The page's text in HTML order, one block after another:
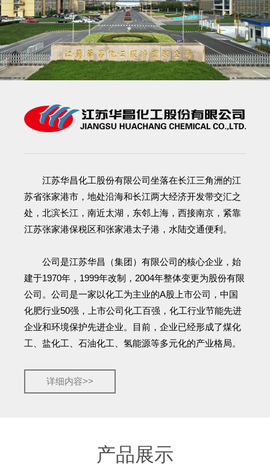
江苏华昌化工股份有限公司坐落在长江三角洲的江
苏省张家港市，地处沿海和长江两大经济开发带交汇之
处，北滨长江，南近太湖，东邻上海，西接南京，紧靠
江苏张家港保税区和张家港太子港，水陆交通便利。
公司是江苏华昌（集团）有限公司的核心企业，始
建于1970年，1999年改制，2004年整体变更为股份有限
公司。公司是一家以化工为主业的A股上市公司，中国
化肥行业50强，上市公司化工百强，化工行业节能先进
企业和环境保护先进企业。目前，企业已经形成了煤化
工、盐化工、石油化工、氢能源等多元化的产业格局。
详细内容>>
产品展示